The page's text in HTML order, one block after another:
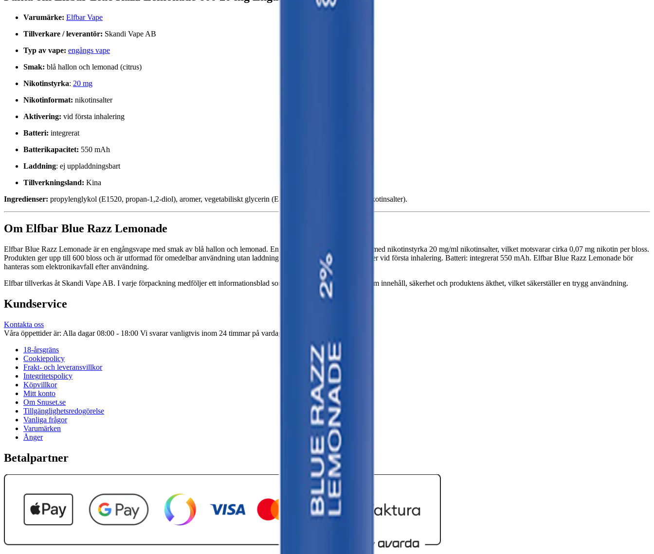
Varumärke: Elfbar Vape
Tillverkare / leverantör: Skandi Vape AB
Typ av vape: engångs vape
Smak: blå hallon och lemonad (citrus)
Nikotinstyrka: 20 mg
Nikotinformat: nikotinsalter
Aktivering: vid första inhalering
Batteri: integrerat
Batterikapacitet: 550 mAh
Laddning: ej uppladdningsbart
Tillverkningsland: Kina
Ingredienser: propylenglykol (E1520, propan-1,2-diol), aromer, vegetabiliskt glycerin (E422, glycerol) samt nikotin (nikotinsalter).
Om Elfbar Blue Razz Lemonade
Elfbar Blue Razz Lemonade är en engångsvape med smak av blå hallon och lemonad. Enheten innehåller 2 ml e-vätska med nikotinstyrka 20 mg/ml nikotinsalter, vilket motsvarar cirka 0,07 mg nikotin per bloss.
Produkten ger upp till 600 bloss och är utformad för omedelbar användning utan laddning eller påfyllning. Aktivering sker vid första inhalering. Batteri: integrerat 550 mAh. Elfbar Blue Razz Lemonade bör
hanteras som elektronikavfall efter användning.
Elfbar tillverkas åt Skandi Vape AB. I varje förpackning medföljer ett informationsblad som ger fullständig information om innehåll, säkerhet och produktens äkthet, vilket säkerställer en trygg användning.
Kundservice
Kontakta oss
Våra öppettider är: Alla dagar 08:00 - 18:00 Vi svarar vanligtvis inom 24 timmar på vardagar.
18-årsgräns
Cookiepolicy
Frakt- och leveransvillkor
Integritetspolicy
Köpvillkor
Mitt konto
Om Snuset.se
Tillgänglighetsredogörelse
Vanliga frågor
Varumärken
Ånger
Betalpartner